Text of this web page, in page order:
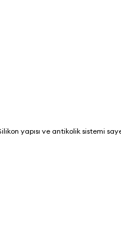
yapısı ve antikolik sistemi